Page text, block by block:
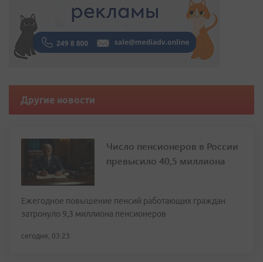
Другие новости
Число пенсионеров в России
превысило 40,5 миллиона
Ежегодное повышение пенсий работающих граждан
затронуло 9,3 миллиона пенсионеров
сегодня, 03:23